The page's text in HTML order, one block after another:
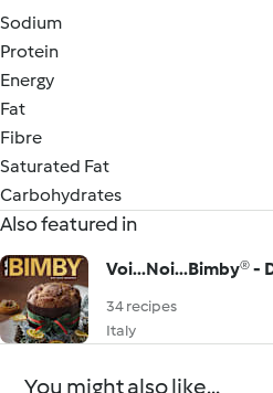
Sodium
Protein
Energy
Fat
Fibre
Saturated Fat
Carbohydrates
Also featured in
Voi...Noi...Bimby® -
34 recipes
Italy
You might also like...